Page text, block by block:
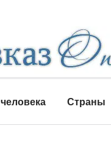
Страны